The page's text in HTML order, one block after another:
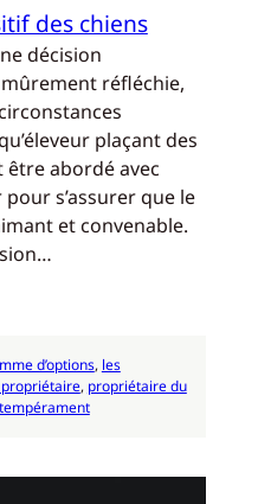
des chiens
décision
réfléchie,
plaçant des
être abordé avec
s’assurer que le
et convenable.
d’options, les
, propriétaire du